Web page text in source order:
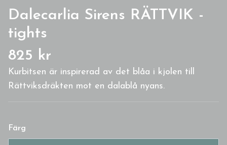
Dalecarlia Sirens RÄTTVIK -
tights
825 kr
Kurbitsen är inspirerad av det blåa i kjolen till
Rättviksdräkten mot en dalablå nyans.
Färg